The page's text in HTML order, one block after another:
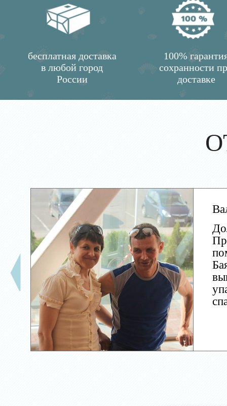
бесплатная доставка
в любой город
России
100%
сохранности
доставке